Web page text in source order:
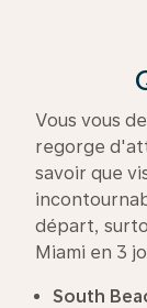
Vous vous
regorge
savoir que
départ,
Miami en 3
South